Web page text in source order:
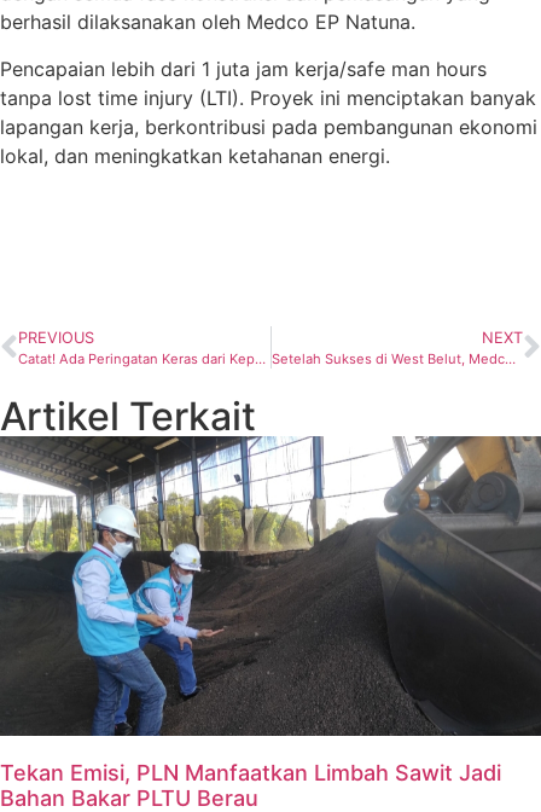
berhasil dilaksanakan oleh Medco EP Natuna.
Pencapaian lebih dari 1 juta jam kerja/safe man hours
tanpa lost time injury (LTI). Proyek ini menciptakan banyak
lapangan kerja, berkontribusi pada pembangunan ekonomi
lokal, dan meningkatkan ketahanan energi.
PREVIOUS
Catat! Ada Peringatan Keras dari Kepala SKK Migas untuk K3S
NEXT
Setelah Sukses di West Belut, Medco Siapkan Terubuk
Artikel Terkait
Tekan Emisi, PLN Manfaatkan Limbah Sawit Jadi
Bahan Bakar PLTU Berau